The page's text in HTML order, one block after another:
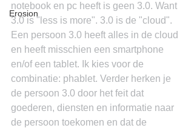
Erosion
notebook en pc heeft is geen 3.0. Want
3.0 is "less is more". 3.0 is de "cloud".
Een persoon 3.0 heeft alles in de cloud
en heeft misschien een smartphone
en/of een tablet. Ik kies voor de
combinatie: phablet. Verder herken je
de persoon 3.0 door het feit dat
goederen, diensten en informatie naar
de persoon toekomen en dat de